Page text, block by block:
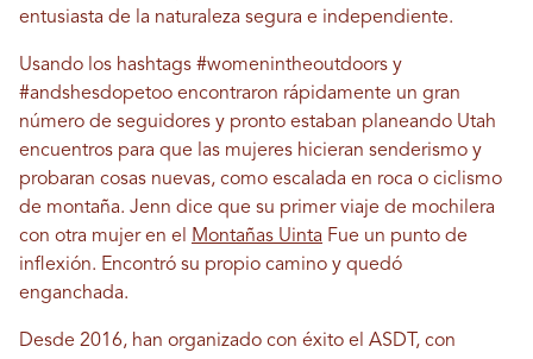
entusiasta de la naturaleza segura e independiente.
Usando los hashtags #womenintheoutdoors y
#andshesdopetoo ​​encontraron rápidamente un gran
número de seguidores y pronto estaban planeando Utah
encuentros para que las mujeres hicieran senderismo y
probaran cosas nuevas, como escalada en roca o ciclismo
de montaña. Jenn dice que su primer viaje de mochilera
con otra mujer en el
Montañas Uinta Fue un punto de
inflexión. Encontró su propio camino y quedó
enganchada.
Desde 2016, han organizado con éxito el ASDT, con